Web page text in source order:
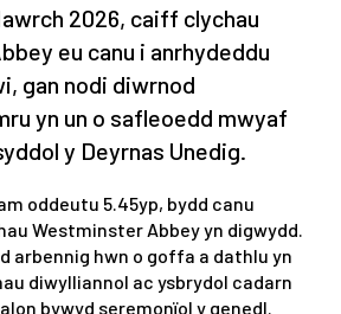
2026, caiff clychau
eu canu i anrhydeddu
gan nodi diwrnod
yn un o safleoedd mwyaf
y Deyrnas Unedig.
oddeutu 5.45yp, bydd canu
Westminster Abbey yn digwydd.
arbennig hwn o goffa a dathlu yn
diwylliannol ac ysbrydol cadarn
bywyd seremonïol y genedl.